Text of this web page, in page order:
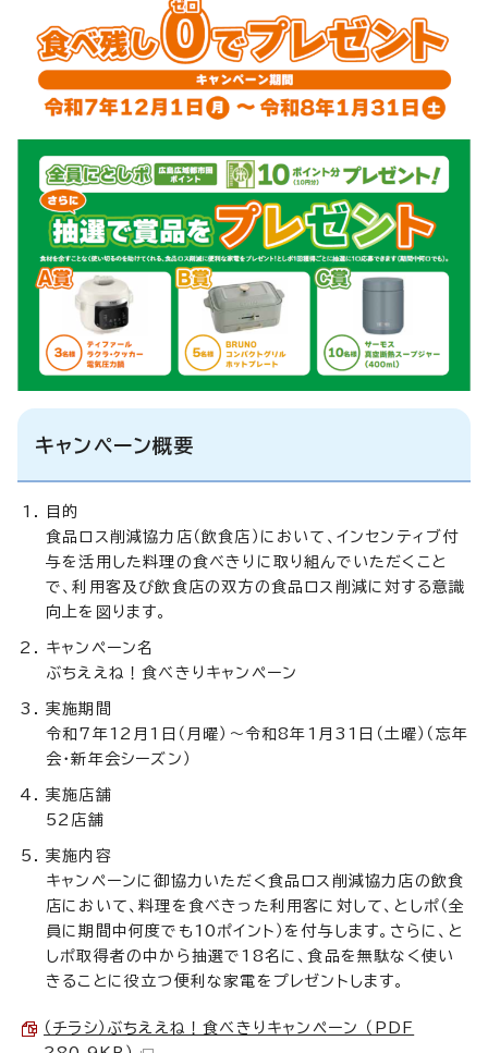
キャンペーン概要
目的
食品ロス削減協力店（飲食店）において、インセンティブ付
与を活用した料理の食べきりに取り組んでいただくこと
で、利用客及び飲食店の双方の食品ロス削減に対する意識
向上を図ります。
キャンペーン名
ぶちええね！食べきりキャンペーン
実施期間
令和7年12月1日（月曜）～令和8年1月31日（土曜）（忘年
会・新年会シーズン）
実施店舗
52店舗
実施内容
キャンペーンに御協力いただく食品ロス削減協力店の飲食
店において、料理を食べきった利用客に対して、としポ（全
員に期間中何度でも10ポイント）を付与します。さらに、と
しポ取得者の中から抽選で18名に、食品を無駄なく使い
きることに役立つ便利な家電をプレゼントします。
（チラシ）ぶちええね！食べきりキャンペーン （PDF